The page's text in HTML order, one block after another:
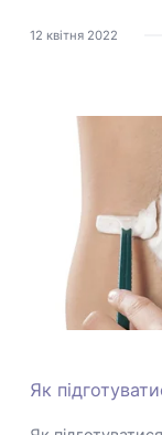
12 квітня 2022
Як